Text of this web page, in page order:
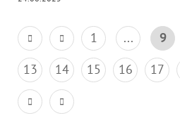
1 ... 9
13
14 15 16 17